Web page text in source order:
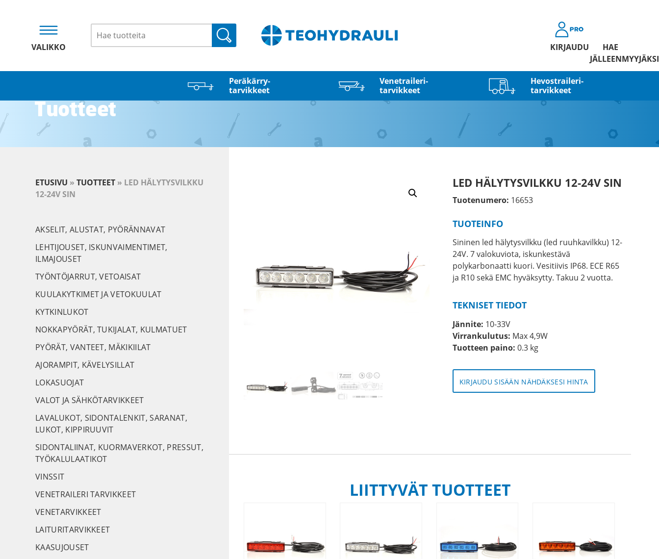
VALIKKO
Haku
KIRJAUDU
HAE
JÄLLEENMYYJÄKSI
Peräkärry­
tarvikkeet
Venetraileri­
tarvikkeet
Hevostraileri­
tarvikkeet
Tuotteet
LED HÄLYTYSVILKKU 12-24V SIN
Tuotenumero: 16653
TUOTEINFO
Sininen led hälytysvilkku (led ruuhkavilkku) 12-
24V. 7 valokuviota, iskunkestävä
polykarbonaatti kuori. Vesitiivis IP68. ECE R65
ja R10 sekä EMC hyväksytty. Takuu 2 vuotta.
TEKNISET TIEDOT
Jännite: 10-33V
Virrankulutus: Max 4,9W
Tuotteen paino: 0.3 kg
KIRJAUDU SISÄÄN NÄHDÄKSESI HINTA
LIITTYVÄT TUOTTEET
ETUSIVU » TUOTTEET » LED HÄLYTYSVILKKU
12-24V SIN
AKSELIT, ALUSTAT, PYÖRÄNNAVAT
LEHTIJOUSET, ISKUNVAIMENTIMET,
ILMAJOUSET
TYÖNTÖJARRUT, VETOAISAT
KUULAKYTKIMET JA VETOKUULAT
KYTKINLUKOT
NOKKAPYÖRÄT, TUKIJALAT, KULMATUET
PYÖRÄT, VANTEET, MÄKIKIILAT
AJORAMPIT, KÄVELYSILLAT
LOKASUOJAT
VALOT JA SÄHKÖTARVIKKEET
LAVALUKOT, SIDONTALENKIT, SARANAT,
LUKOT, KIPPIRUUVIT
SIDONTALIINAT, KUORMAVERKOT, PRESSUT,
TYÖKALULAATIKOT
VINSSIT
VENETRAILERI TARVIKKEET
VENETARVIKKEET
LAITURITARVIKKEET
KAASUJOUSET